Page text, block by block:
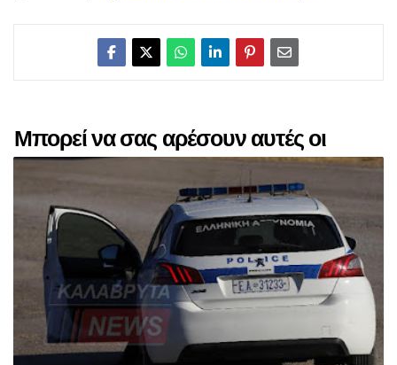
Μπορεί να σας αρέσουν αυτές οι
αναρτήσεις